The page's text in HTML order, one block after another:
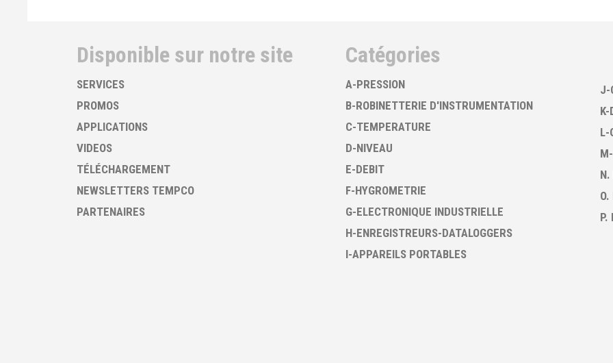
Catégories
A-PRESSION
B-ROBINETTERIE D'INSTRUMENTATION
C-TEMPERATURE
D-NIVEAU
E-DEBIT
F-HYGROMETRIE
G-ELECTRONIQUE INDUSTRIELLE
H-ENREGISTREURS-DATALOGGERS
I-APPAREILS PORTABLES
J-
K-
L-
N.
P.
Disponible sur notre site
SERVICES
PROMOS
APPLICATIONS
VIDEOS
TÉLÉCHARGEMENT
NEWSLETTERS TEMPCO
PARTENAIRES